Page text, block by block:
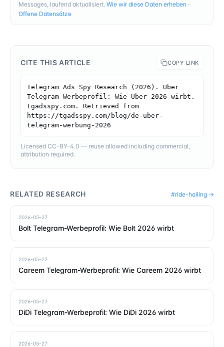
Messages, laufend aktualisiert. Wie wir diese Daten erheben ·
Offene Datensätze
CITE THIS ARTICLE COPY LINK
Telegram Ads Spy Research (2026). Uber
Telegram-Werbeprofil: Wie Uber 2026 wirbt.
tgadsspy.com. Retrieved from
https://tgadsspy.com/blog/de-uber-
telegram-werbung-2026
Licensed CC-BY-4.0 — reuse allowed including commercial,
attribution required.
RELATED RESEARCH #ride-hailing →
2026-05-27
Bolt Telegram-Werbeprofil: Wie Bolt 2026 wirbt
2026-05-27
Careem Telegram-Werbeprofil: Wie Careem 2026 wirbt
2026-05-27
DiDi Telegram-Werbeprofil: Wie DiDi 2026 wirbt
2026-05-27